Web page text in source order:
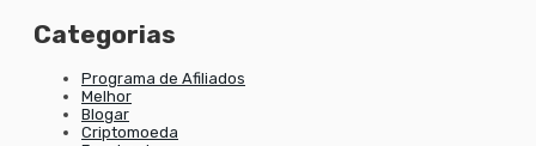
Categorias
Programa de Afiliados
Melhor
Blogar
Criptomoeda